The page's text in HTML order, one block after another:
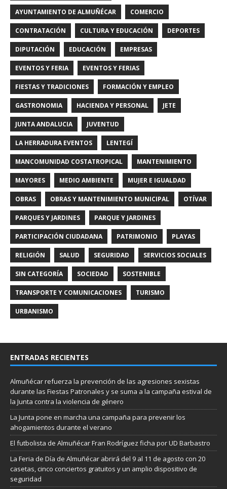
AYUNTAMIENTO DE ALMUÑÉCAR COMERCIO
CONTRATACIÓN CULTURA Y EDUCACIÓN DEPORTES
DIPUTACIÓN EDUCACIÓN EMPRESAS
EVENTOS Y FERIA EVENTOS Y FERIAS
FIESTAS Y TRADICIONES FORMACIÓN Y EMPLEO
GASTRONOMIA HACIENDA Y PERSONAL JETE
JUNTA ANDALUCIA JUVENTUD
LA HERRADURA EVENTOS LENTEGÍ
MANCOMUNIDAD COSTATROPICAL MANTENIMIENTO
MAYORES MEDIO AMBIENTE MUJER E IGUALDAD
OBRAS OBRAS Y MANTENIMIENTO MUNICIPAL OTÍVAR
PARQUES Y JARDINES PARQUE Y JARDINES
PARTICIPACIÓN CIUDADANA PATRIMONIO PLAYAS
RELIGIÓN SALUD SEGURIDAD SERVICIOS SOCIALES
SIN CATEGORÍA SOCIEDAD SOSTENIBLE
TRANSPORTE Y COMUNICACIONES TURISMO
URBANISMO
ENTRADAS RECIENTES
Almuñécar refuerza la prevención de las agresiones sexistas
durante las Fiestas Patronales y se suma a la campaña estival de
la Junta contra la violencia de género
La Junta pone en marcha una campaña para prevenir los
ahogamientos durante el verano
El futbolista de Almuñécar Fran Rodríguez ficha por UD Barbastro
La Feria de Día de Almuñécar abrirá del 9 al 11 de agosto con 20
casetas, cinco conciertos gratuitos y un amplio dispositivo de
seguridad